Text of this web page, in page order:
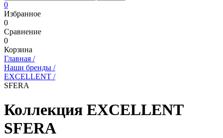
0
Избранное
0
Сравнение
0
Корзина
Главная /
Наши бренды /
EXCELLENT /
SFERA
Коллекция EXCELLENT
SFERA